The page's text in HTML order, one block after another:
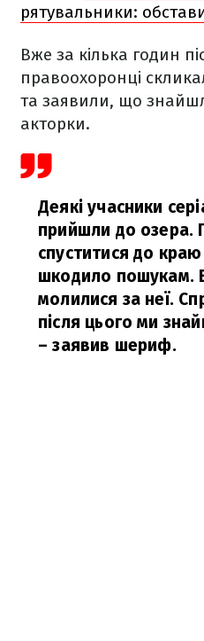
рятувальники:
Вже за кілька годин
правоохоронці
та заявили, що
акторки.
Деякі учасники
прийшли до озера.
спуститися до
шкодило пошукам.
молилися за неї.
після цього ми
– заявив шериф.